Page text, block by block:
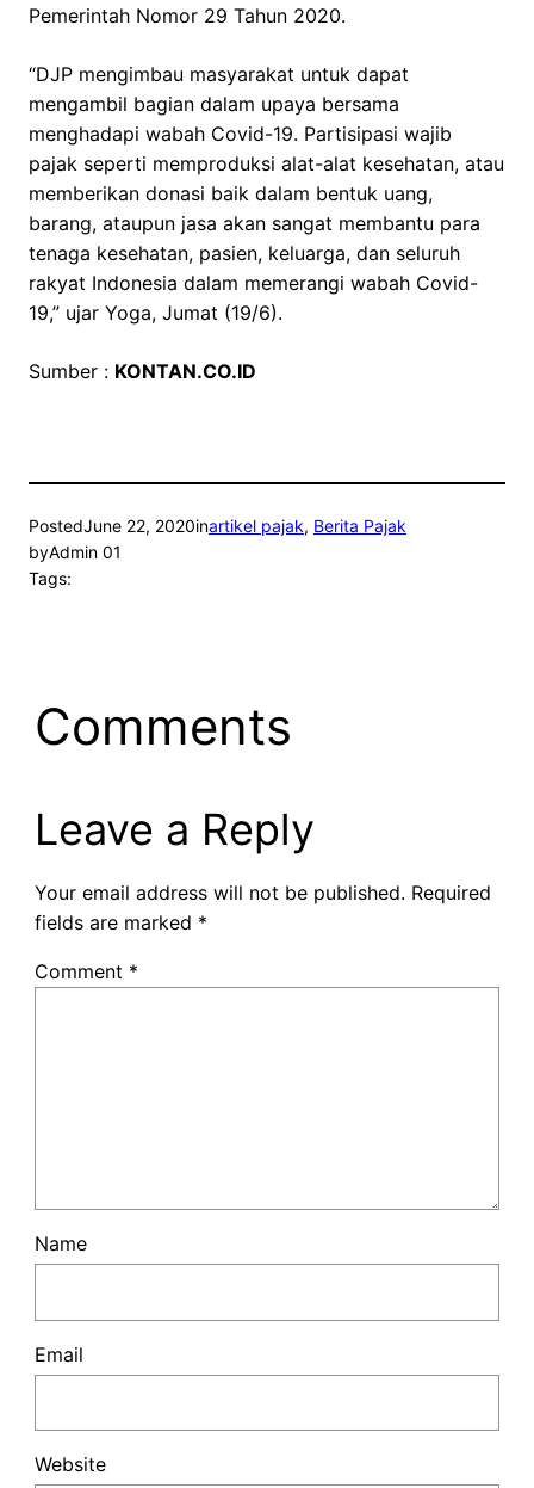
Pemerintah Nomor 29 Tahun 2020.
“DJP mengimbau masyarakat untuk dapat
mengambil bagian dalam upaya bersama
menghadapi wabah Covid-19. Partisipasi wajib
pajak seperti memproduksi alat-alat kesehatan, atau
memberikan donasi baik dalam bentuk uang,
barang, ataupun jasa akan sangat membantu para
tenaga kesehatan, pasien, keluarga, dan seluruh
rakyat Indonesia dalam memerangi wabah Covid-
19,” ujar Yoga, Jumat (19/6).
Sumber : KONTAN.CO.ID
PostedJune 22, 2020inartikel pajak, Berita Pajak
byAdmin 01
Tags:
Comments
Leave a Reply
Your email address will not be published. Required
fields are marked *
Comment *
Name
Email
Website